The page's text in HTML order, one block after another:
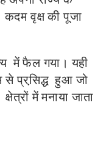
कदम वृक्ष की पूजा
में फैल गया। यही
से प्रसि़द्ध हुआ जो
में मनाया जाता